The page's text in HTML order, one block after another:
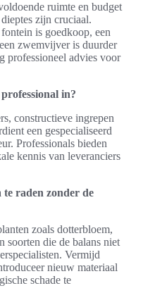
ruimte en budget
zijn cruciaal.
is goedkoop, een
zwemvijver is duurder
professioneel advies voor
in?
constructieve ingrepen
een gespecialiseerd
Professionals bieden
kennis van leveranciers
te raden zonder de
zoals dotterbloem,
soorten die de balans niet
Vermijd
nieuw materiaal
schade te